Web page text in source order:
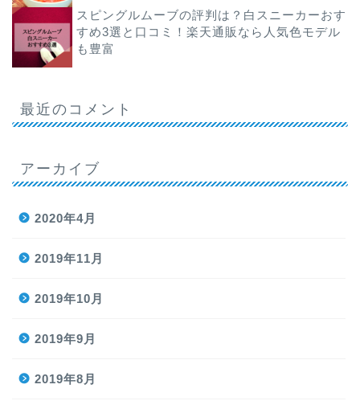
スピングルムーブの評判は？白スニーカーおす
すめ3選と口コミ！楽天通販なら人気色モデル
も豊富
最近のコメント
アーカイブ
2020年4月
2019年11月
2019年10月
2019年9月
2019年8月